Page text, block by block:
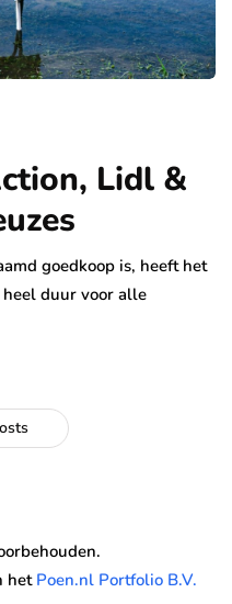
Lidl &
goedkoop is, heeft het
heel duur voor alle
het Poen.nl Portfolio B.V.